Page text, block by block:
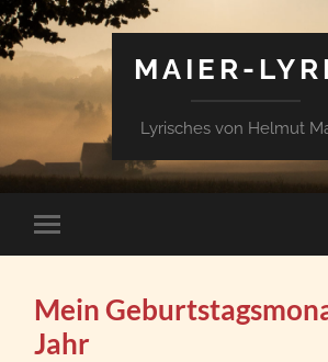
MAIER-
Lyrisches von Helmut
Mobile-
Menü
Mein
Jahr